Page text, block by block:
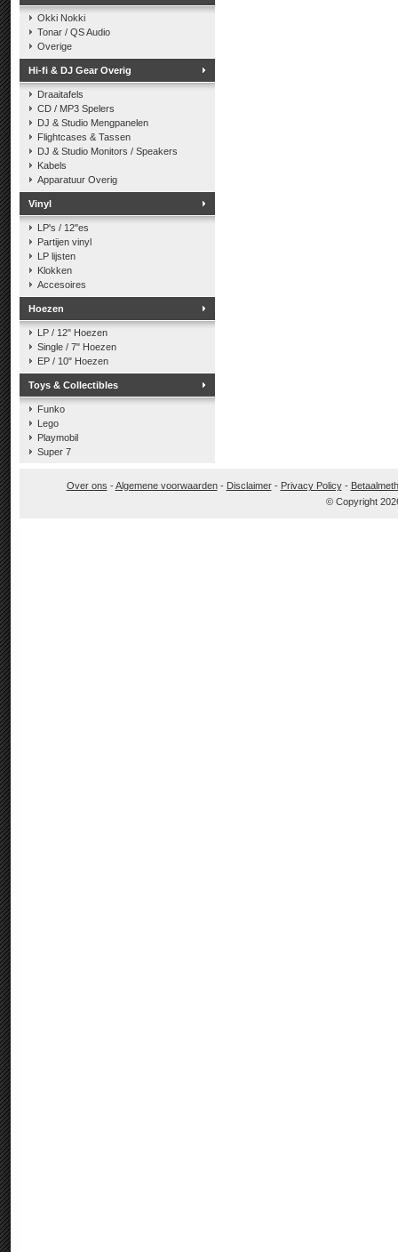
Okki Nokki
Tonar / QS Audio
Overige
Hi-fi & DJ Gear Overig
Draaitafels
CD / MP3 Spelers
DJ & Studio Mengpanelen
Flightcases & Tassen
DJ & Studio Monitors / Speakers
Kabels
Apparatuur Overig
Vinyl
LP's / 12"es
Partijen vinyl
LP lijsten
Klokken
Accesoires
Hoezen
LP / 12" Hoezen
Single / 7" Hoezen
EP / 10" Hoezen
Toys & Collectibles
Funko
Lego
Playmobil
Super 7
Over ons -Algemene voorwaarden- Disclaimer- Privacy Policy-
© Copyright